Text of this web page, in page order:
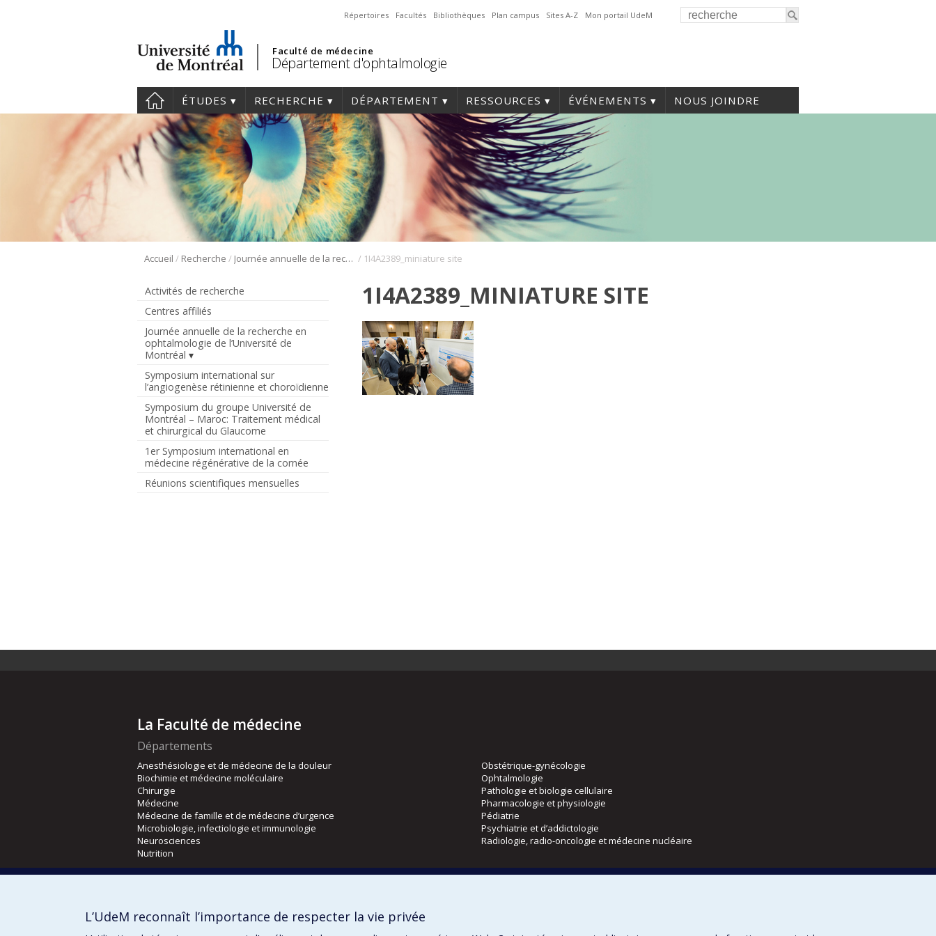
Répertoires Facultés Bibliothèques Plan campus Sites A-Z Mon portail UdeM
Faculté de médecine
Département d'ophtalmologie
ÉTUDES RECHERCHE DÉPARTEMENT RESSOURCES ÉVÉNEMENTS NOUS JOINDRE
Accueil / Recherche / Journée annuelle de la recherche en ophtalmologie de l’Université de Montréal / 1I4A2389_miniature site
Activités de recherche
Centres affiliés
Journée annuelle de la recherche en
ophtalmologie de l’Université de
Montréal
Symposium international sur
l’angiogenèse rétinienne et choroïdienne
Symposium du groupe Université de
Montréal – Maroc: Traitement médical
et chirurgical du Glaucome
1er Symposium international en
médecine régénérative de la cornée
Réunions scientifiques mensuelles
1I4A2389_MINIATURE SITE
La Faculté de médecine
Départements
Anesthésiologie et de médecine de la douleur
Biochimie et médecine moléculaire
Chirurgie
Médecine
Médecine de famille et de médecine d’urgence
Microbiologie, infectiologie et immunologie
Neurosciences
Nutrition
Obstétrique-gynécologie
Ophtalmologie
Pathologie et biologie cellulaire
Pharmacologie et physiologie
Pédiatrie
Psychiatrie et d’addictologie
Radiologie, radio-oncologie et médecine nucléaire
Orthophonie et audiologie
L’UdeM reconnaît l’importance de respecter la vie privée